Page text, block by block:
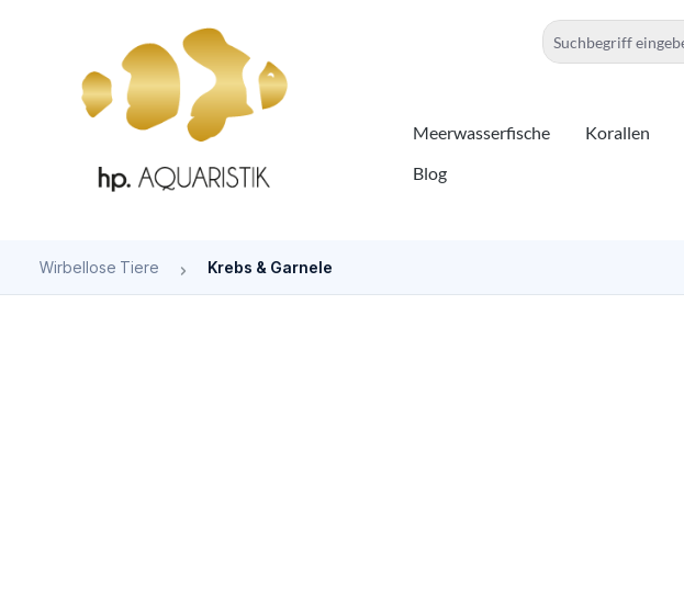
Zur Hauptnavigation springen
Meerwasserfische Korallen
Blog
Wirbellose Tiere Krebs & Garnele